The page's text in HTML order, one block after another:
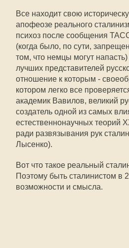
Все находит свою
апофеозе реального
психоз после сообщения
(когда было, по сути,
том, что немцы могут
лучших представителей
отношение к которым -
котором легко все
академик Вавилов, великий
создатель одной из самых
естественнонаучных теорий
ради развязывания рук
Лысенко).
Вот что такое реальный
Поэтому быть сталинистом в
возможности и смысла.